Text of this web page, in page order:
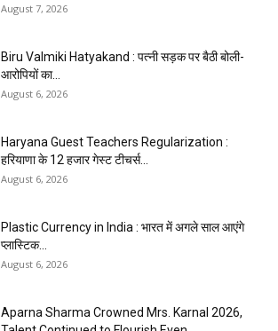
August 7, 2026
Biru Valmiki Hatyakand : पत्नी सड़क पर बैठी बोली-
आरोपियों का...
August 6, 2026
Haryana Guest Teachers Regularization :
हरियाणा के 12 हजार गेस्ट टीचर्स...
August 6, 2026
Plastic Currency in India : भारत में अगले साल आएंगे
प्लास्टिक...
August 6, 2026
Aparna Sharma Crowned Mrs. Karnal 2026,